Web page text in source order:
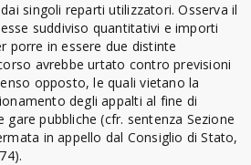
singoli reparti utilizzatori. Osserva il
suddiviso quantitativi e importi
porre in essere due distinte
avrebbe urtato contro previsioni
opposto, le quali vietano la
degli appalti al fine di
gare pubbliche (cfr. sentenza Sezione
in appello dal Consiglio di Stato,